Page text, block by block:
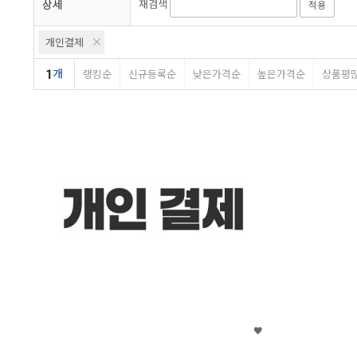
상세 재검색 적용
개인결제
1개 랭킹순 신규등록순 낮은가격순 높은가격순 상품평